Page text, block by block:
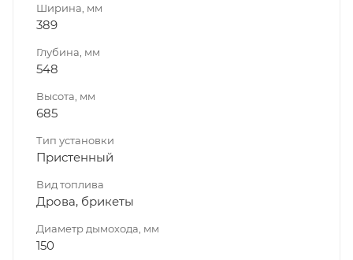
Ширина, мм
389
Глубина, мм
548
Высота, мм
685
Тип установки
Пристенный
Вид топлива
Дрова, брикеты
Диаметр дымохода, мм
150